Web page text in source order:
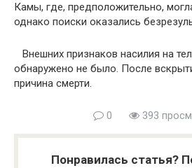
Камы, где, предположительно,
однако поиски оказались
Внешних признаков насилия на
обнаружено не было. После
причина смерти.
0 393
Понравилась статья?